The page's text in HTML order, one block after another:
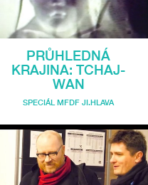
PRŮHLEDNÁ
KRAJINA: TCHAJ-
WAN
SPECIÁL MFDF JI.HLAVA